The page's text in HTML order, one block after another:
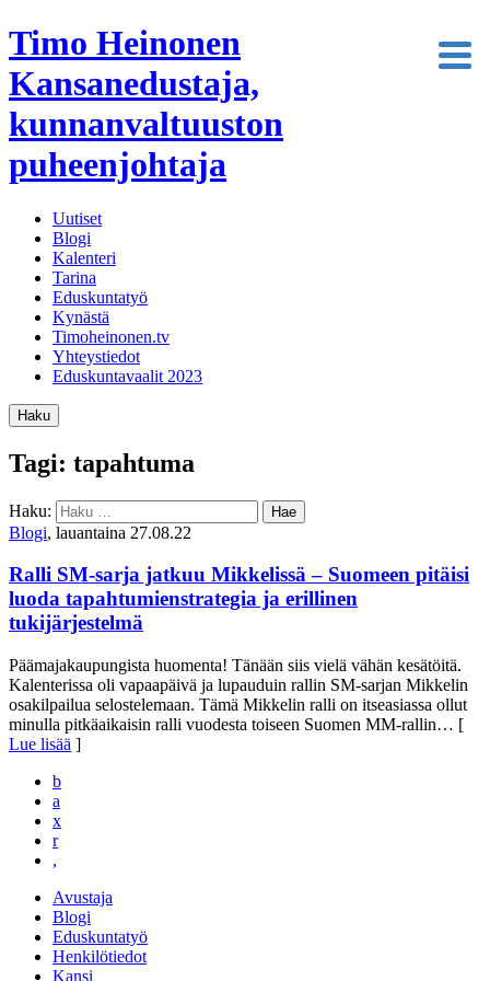
Timo Heinonen
Kansanedustaja,
kunnanvaltuuston
puheenjohtaja
Uutiset
Blogi
Kalenteri
Tarina
Eduskuntatyö
Kynästä
Timoheinonen.tv
Yhteystiedot
Eduskuntavaalit 2023
Haku
Tagi: tapahtuma
Haku:
Blogi, lauantaina 27.08.22
Ralli SM-sarja jatkuu Mikkelissä – Suomeen pitäisi
luoda tapahtumienstrategia ja erillinen
tukijärjestelmä
Päämajakaupungista huomenta! Tänään siis vielä vähän kesätöitä.
Kalenterissa oli vapaapäivä ja lupauduin rallin SM-sarjan Mikkelin
osakilpailua selostelemaan. Tämä Mikkelin ralli on itseasiassa ollut
minulla pitkäaikaisin ralli vuodesta toiseen Suomen MM-rallin… [
Lue lisää ]
b
a
x
r
,
Avustaja
Blogi
Eduskuntatyö
Henkilötiedot
Kansi